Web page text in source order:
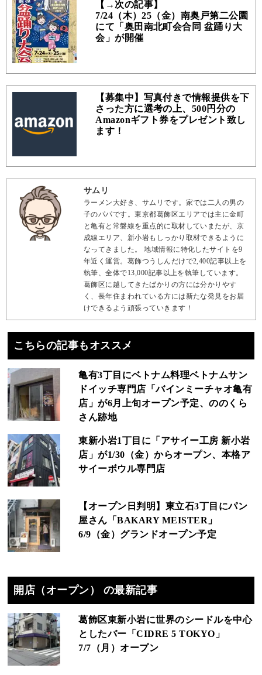
【→次の記事】
7/24（木）25（金）南奥戸第二公園
にて「奥田南北町会合同 盆踊り大
会」が開催
【募集中】写真付きで情報提供を下
さった方に選考の上、500円分の
Amazonギフト券をプレゼント致し
ます！
サムリ
ラーメン大好き、サムリです。家では二人の男の
子のパパです。東京都葛飾区エリアでは主に金町
と亀有と常磐線を重点的に取材していまたが、京
成線エリア、新小岩もしっかり取材できるように
なってきました。 地域情報に特化したサイトを9
年近く運営。葛飾つうしんだけで2,400記事以上を
執筆、全体で13,000記事以上を執筆しています。
葛飾区に越してきたばかりの方には分かりやす
く、長年住まわれている方には新たな発見をお届
けできるよう頑張っていきます！
こちらの記事もオススメ
亀有3丁目にベトナム料理ベトナムサン
ドイッチ専門店「バインミーチャオ亀有
店」が6月上旬オープン予定、ののくら
さん跡地
東新小岩1丁目に「アサイー工房 新小岩
店」が1/30（金）からオープン、本格ア
サイーボウル専門店
【オープン日判明】東立石3丁目にパン
屋さん「BAKARY MEISTER」
6/9（金）グランドオープン予定
開店（オープン） の最新記事
葛飾区東新小岩に世界のシードルを中心
としたバー「CIDRE 5 TOKYO」
7/7（月）オープン